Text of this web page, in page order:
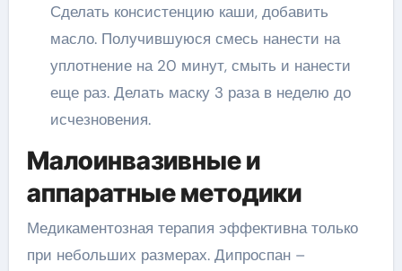
Сделать консистенцию каши, добавить
масло. Получившуюся смесь нанести на
уплотнение на 20 минут, смыть и нанести
еще раз. Делать маску 3 раза в неделю до
исчезновения.
Малоинвазивные и
аппаратные методики
Медикаментозная терапия эффективна только
при небольших размерах. Дипроспан –